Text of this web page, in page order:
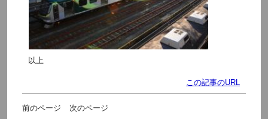
以上
この記事のURL
前のページ
次のページ